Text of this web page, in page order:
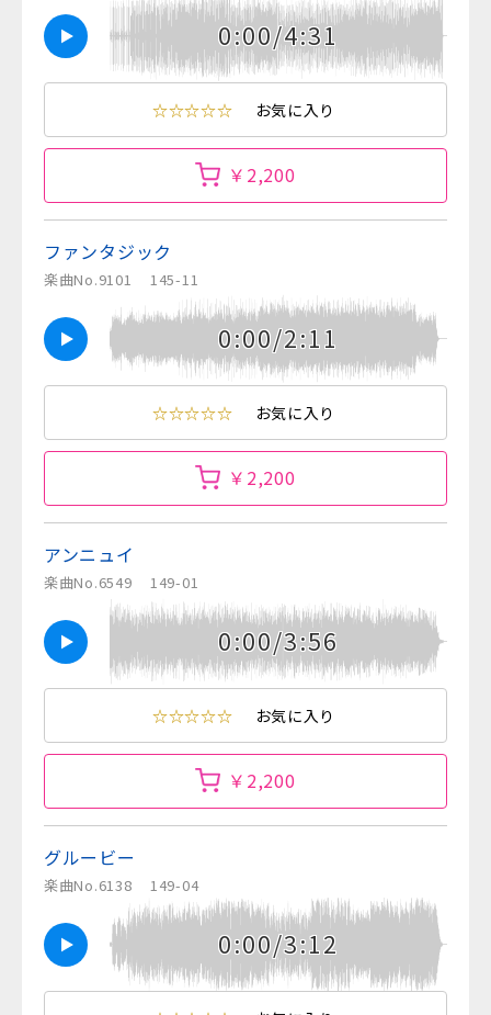
0:00/4:31
☆☆☆☆☆ お気に入り
￥2,200
ファンタジック
楽曲No.9101 145-11
0:00/2:11
☆☆☆☆☆ お気に入り
￥2,200
アンニュイ
楽曲No.6549 149-01
0:00/3:56
☆☆☆☆☆ お気に入り
￥2,200
グルービー
楽曲No.6138 149-04
0:00/3:12